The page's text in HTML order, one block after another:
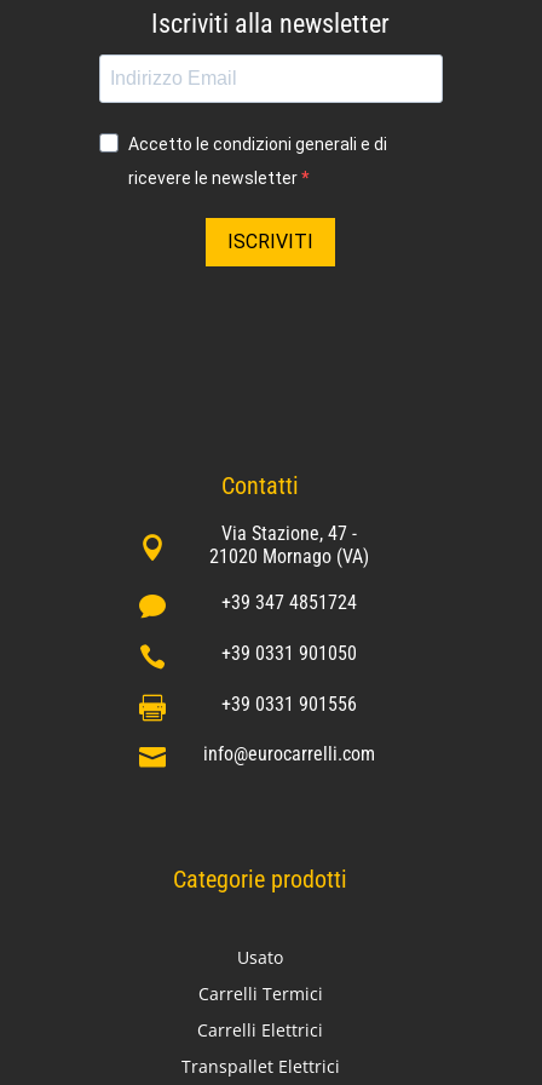
Iscriviti alla newsletter
Accetto le condizioni generali e di
ricevere le newsletter
ISCRIVITI
Contatti

Via Stazione, 47 -
21020 Mornago (VA)
 +39 347 4851724
 +39 0331 901050
 +39 0331 901556
 info@eurocarrelli.com
Categorie prodotti
Usato
Carrelli Termici
Carrelli Elettrici
Transpallet Elettrici